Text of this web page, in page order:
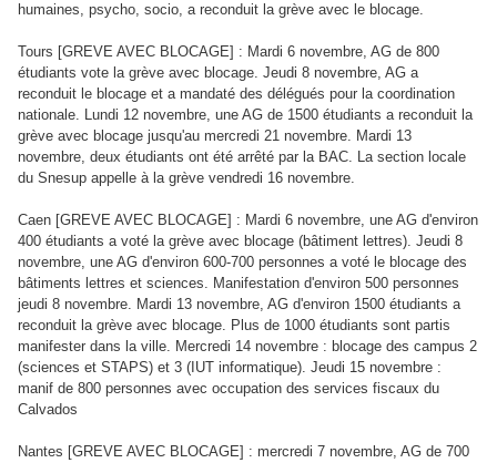
humaines, psycho, socio, a reconduit la grève avec le blocage.
Tours [GREVE AVEC BLOCAGE] : Mardi 6 novembre, AG de 800
étudiants vote la grève avec blocage. Jeudi 8 novembre, AG a
reconduit le blocage et a mandaté des délégués pour la coordination
nationale. Lundi 12 novembre, une AG de 1500 étudiants a reconduit la
grève avec blocage jusqu'au mercredi 21 novembre. Mardi 13
novembre, deux étudiants ont été arrêté par la BAC. La section locale
du Snesup appelle à la grève vendredi 16 novembre.
Caen [GREVE AVEC BLOCAGE] : Mardi 6 novembre, une AG d'environ
400 étudiants a voté la grève avec blocage (bâtiment lettres). Jeudi 8
novembre, une AG d'environ 600-700 personnes a voté le blocage des
bâtiments lettres et sciences. Manifestation d'environ 500 personnes
jeudi 8 novembre. Mardi 13 novembre, AG d'environ 1500 étudiants a
reconduit la grève avec blocage. Plus de 1000 étudiants sont partis
manifester dans la ville. Mercredi 14 novembre : blocage des campus 2
(sciences et STAPS) et 3 (IUT informatique). Jeudi 15 novembre :
manif de 800 personnes avec occupation des services fiscaux du
Calvados
Nantes [GREVE AVEC BLOCAGE] : mercredi 7 novembre, AG de 700